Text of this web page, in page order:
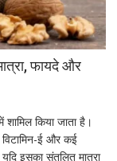
फायदे और
किया जाता है।
ई और कई
इसका संतुलित मात्रा